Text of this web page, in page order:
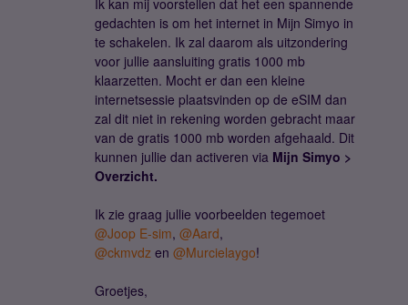
Ik kan mij voorstellen dat het een spannende
gedachten is om het internet in Mijn Simyo in
te schakelen. Ik zal daarom als uitzondering
voor jullie aansluiting gratis 1000 mb
klaarzetten. Mocht er dan een kleine
internetsessie plaatsvinden op de eSIM dan
zal dit niet in rekening worden gebracht maar
van de gratis 1000 mb worden afgehaald. Dit
kunnen jullie dan activeren via Mijn Simyo >
Overzicht.
Ik zie graag jullie voorbeelden tegemoet
@Joop E-sim, @Aard,
@ckmvdz en @Murcielaygo!
Groetjes,